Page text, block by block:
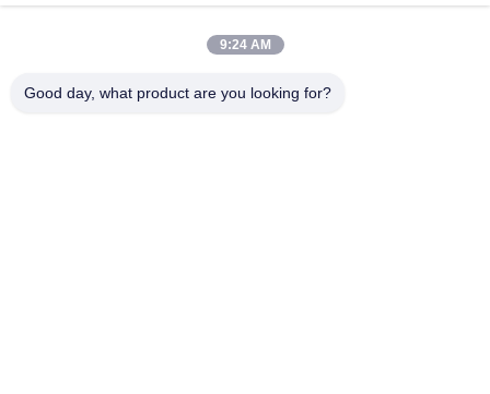
SFP-10G-BXU1, Pemancar Optik Huawei SFP+, 10G, BIDI, 10km
OSX010000, Pemancar Optik Huawei SFP+, 10G SFP+,
9:24 AM
Good day, what product are you looking for?